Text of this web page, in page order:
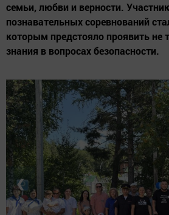
семьи, любви и верности.
познавательных соревнований
которым предстояло проявить не
знания в вопросах безопасности.
❮